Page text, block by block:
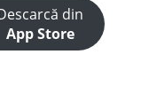
din
App Store